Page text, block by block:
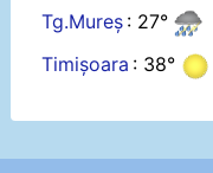
Tg.Mureș : 27°
Timișoara : 38°